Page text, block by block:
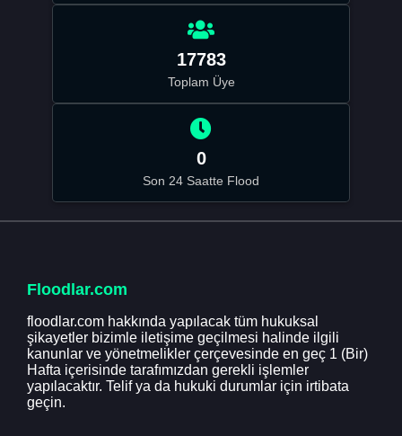
17783
Toplam Üye
0
Son 24 Saatte Flood
Floodlar.com
floodlar.com hakkında yapılacak tüm hukuksal
şikayetler bizimle iletişime geçilmesi halinde ilgili
kanunlar ve yönetmelikler çerçevesinde en geç 1 (Bir)
Hafta içerisinde tarafımızdan gerekli işlemler
yapılacaktır. Telif ya da hukuki durumlar için irtibata
geçin.